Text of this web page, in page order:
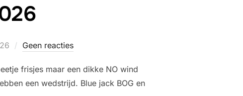
Geen reacties
frisjes maar een dikke NO wind
een wedstrijd. Blue jack BOG en